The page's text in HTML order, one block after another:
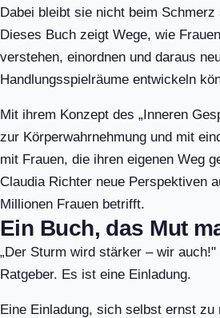
Dabei bleibt sie nicht beim
Dieses Buch zeigt Wege, wie
verstehen, einordnen und daraus
Handlungsspielräume entwickeln
Mit ihrem Konzept des „Inneren
zur Körperwahrnehmung und mit
mit Frauen, die ihren eigenen Weg
Claudia Richter neue Perspektiven
Millionen Frauen betrifft.
Ein Buch, das Mut
„Der Sturm wird stärker – wir
Ratgeber. Es ist eine Einladung.
Eine Einladung, sich selbst ernst zu